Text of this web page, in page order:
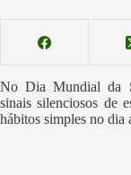
No Dia Mundial da
sinais silenciosos de
hábitos simples no dia